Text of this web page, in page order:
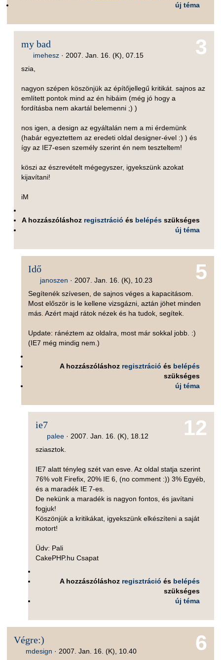
új téma
3
my bad
imehesz· 2007. Jan. 16. (K), 07.15
szia,
nagyon szépen köszönjük az építőjellegű kritikát. sajnos az
említett pontok mind az én hibáim (még jó hogy a
fordításba nem akartál belemenni ;) )
nos igen, a design az egyáltalán nem a mi érdemünk
(habár egyeztettem az eredeti oldal designer-ével :) ) és
így az IE7-esen személy szerint én nem teszteltem!
köszi az észrevételt mégegyszer, igyekszünk azokat
kijavítani!
iM
A hozzászóláshoz regisztráció és belépés szükséges
új téma
5
Idő
janoszen · 2007. Jan. 16. (K), 10.23
Segítenék szívesen, de sajnos véges a kapacitásom.
Most először is le kellene vizsgázni, aztán jöhet minden
más. Azért majd rátok nézek és ha tudok, segítek.
Update: ránéztem az oldalra, most már sokkal jobb. :)
(IE7 még mindig nem.)
A hozzászóláshoz regisztráció és belépés
szükséges
új téma
12
ie7
palee · 2007. Jan. 16. (K), 18.12
sziasztok.
IE7 alatt tényleg szét van esve. Az oldal statja szerint
76% volt Firefix, 20% IE 6, (no comment :)) 3% Egyéb,
és a maradék IE 7-es.
De nekünk a maradék is nagyon fontos, és javítani
fogjuk!
Köszönjük a kritikákat, igyekszünk elkészíteni a saját
motort!
Üdv: Pali
CakePHP.hu Csapat
A hozzászóláshoz regisztráció és belépés
szükséges
új téma
6
Végre:)
mdesign · 2007. Jan. 16. (K), 10.40